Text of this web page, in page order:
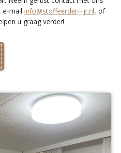
, e-mail info@stoffeerderij-jr.nl, of
u graag verder!